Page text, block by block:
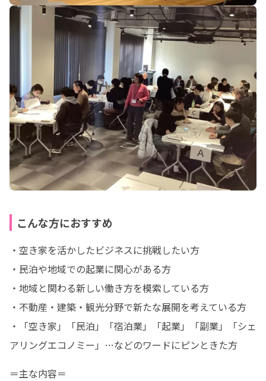
こんな方におすすめ
・空き家を活かしたビジネスに挑戦したい方
・民泊や地域での起業に関心がある方
・地域と関わる新しい働き方を模索している方
・不動産・建築・観光分野で新たな展開を考えている方
・「空き家」「民泊」「宿泊業」「起業」「副業」「シェ
アリングエコノミー」…などのワードにピンときた方
＝主な内容＝